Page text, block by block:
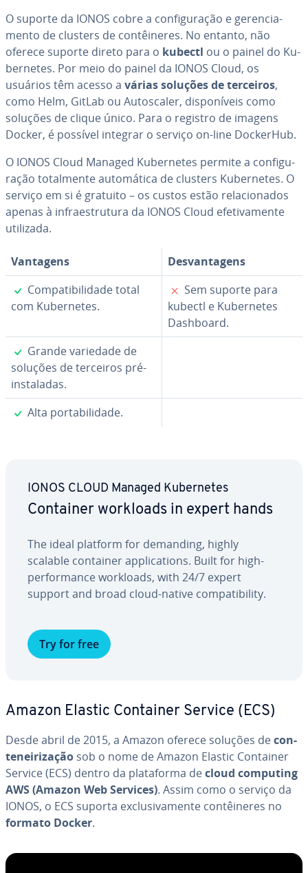
O suporte da IONOS cobre a con­fi­gu­ra­ção e ge­ren­ci­a­
mento de clusters de con­têi­ne­res. No entanto, não
oferece suporte direto para o kubectl ou o painel do Ku­
ber­ne­tes. Por meio do painel da IONOS Cloud, os
usuários têm acesso a várias soluções de terceiros,
como Helm, GitLab ou Au­tos­ca­ler, dis­po­ní­veis como
soluções de clique único. Para o registro de imagens
Docker, é possível integrar o serviço on-line DockerHub.
O IONOS Cloud Managed Ku­ber­ne­tes permite a con­fi­gu­
ra­ção to­tal­mente au­to­má­tica de clusters Ku­ber­ne­tes. O
serviço em si é gratuito – os custos estão re­la­ci­o­na­dos
apenas à in­fra­es­tru­tura da IONOS Cloud efe­ti­va­mente
utilizada.
Vantagens
Des­van­ta­gens
✓
Com­pa­ti­bi­li­dade total
com Ku­ber­ne­tes.
✗
Sem suporte para
kubectl e Ku­ber­ne­tes
Dashboard.
✓
Grande variedade de
soluções de terceiros pré-
ins­ta­la­das.
✓
Alta por­ta­bi­li­dade.
IONOS CLOUD Managed Ku­ber­ne­tes
Container workloads in expert hands
The ideal platform for demanding, highly
scalable container ap­pli­ca­ti­ons. Built for high-
per­for­mance workloads, with 24/7 expert
support and broad cloud-native com­pa­ti­bi­lity.
Try for free
Amazon Elastic Container Service (ECS)
Desde abril de 2015, a Amazon oferece soluções decon­
te­nei­ri­za­ção sob o nome de Amazon Elastic Container
Service (ECS) dentro da pla­ta­forma decloud computing
AWS (Amazon Web Services). Assim como o serviço da
IONOS, o ECS suporta ex­clu­si­va­mente con­têi­ne­res no
formato Docker.